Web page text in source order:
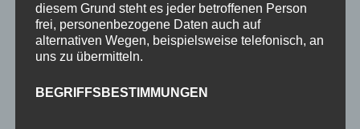
Aktuelles
Blog
Veranstaltungen
Berg- & Wintersport Bericht
diesem Grund steht es jeder betroffenen Person
frei, personenbezogene Daten auch auf
alternativen Wegen, beispielsweise telefonisch, an
uns zu übermitteln.
BEGRIFFSBESTIMMUNGEN